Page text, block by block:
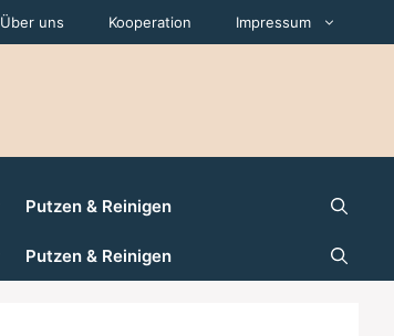
Über uns Kooperation Impressum
Putzen & Reinigen
Putzen & Reinigen